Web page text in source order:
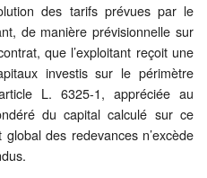
des tarifs prévues par le
de manière prévisionnelle sur
que l’exploitant reçoit une
investis sur le périmètre
L. 6325-1, appréciée au
du capital calculé sur ce
des redevances n’excède